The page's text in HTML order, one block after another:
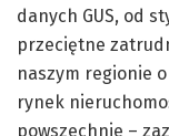
danych GUS, od
przeciętne
naszym regionie
rynek
powszechnie –